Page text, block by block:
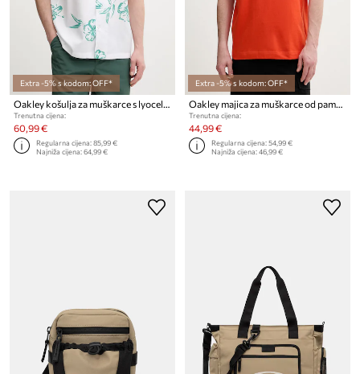
Extra -5% s kodom: OFF*
Oakley košulja za muškarce s lyocellom HIBISCUS BREEZE
Trenutna cijena:
60,99 €
Regularna cijena:85,99 €
Najniža cijena:64,99 €
Extra -5% s kodom: OFF*
Oakley majica za muškarce od pamuka MTN RIDGE
Trenutna cijena:
44,99 €
Regularna cijena:54,99 €
Najniža cijena:46,99 €